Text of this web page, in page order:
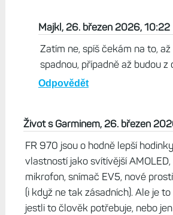
Majkl, 26. březen 2026, 10:22
Zatím ne, spíš čekám na to,
spadnou, případně až budou z
Odpovědět
Život s Garminem, 26. březen
FR 970 jsou o hodně lepší
vlastností jako svítívější
mikrofon, snímač EV5, nové
(i když ne tak zásadních). Ale je
jestli to člověk potřebuje, nebo